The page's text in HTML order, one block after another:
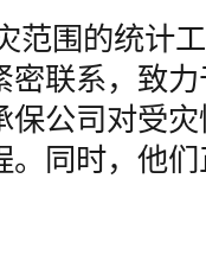
范围的统计
密联系，致
保公司对受
。同时，他